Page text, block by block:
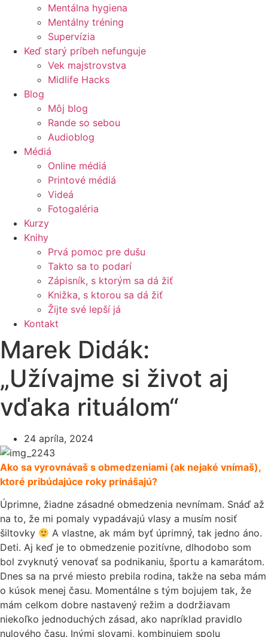
Mentálna hygiena
Mentálny tréning
Supervízia
Keď starý príbeh nefunguje
Vek majstrovstva
Midlife Hacks
Blog
Môj blog
Rande so sebou
Audioblog
Médiá
Online médiá
Printové médiá
Videá
Fotogaléria
Kurzy
Knihy
Prvá pomoc pre dušu
Takto sa to podarí
Zápisník, s ktorým sa dá žiť
Knižka, s ktorou sa dá žiť
Žijte své lepší já
Kontakt
Marek Didák:
„Užívajme si život aj
vďaka rituálom“
24 apríla, 2024
Ako sa vyrovnávaš s obmedzeniami (ak nejaké vnímaš),
ktoré pribúdajúce roky prinášajú?
Úprimne, žiadne zásadné obmedzenia nevnímam. Snáď až
na to, že mi pomaly vypadávajú vlasy a musím nosiť
šiltovky
A vlastne, ak mám byť úprimný, tak jedno áno.
Deti. Aj keď je to obmedzenie pozitívne, dlhodobo som
bol zvyknutý venovať sa podnikaniu, športu a kamarátom.
Dnes sa na prvé miesto prebila rodina, takže na seba mám
o kúsok menej času. Momentálne s tým bojujem tak, že
mám celkom dobre nastavený režim a dodržiavam
niekoľko jednoduchých zásad, ako napríklad pravidlo
nulového času. Inými slovami, kombinujem spolu